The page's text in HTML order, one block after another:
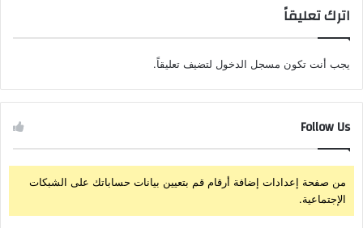
اترك تعليقاً
يجب أنت تكون مسجل الدخول لتضيف تعليقاً.
Follow Us
من صفحة إعدادات إضافة أرقام قم بتعيين بيانات حساباتك على الشبكات
الإجتماعية.